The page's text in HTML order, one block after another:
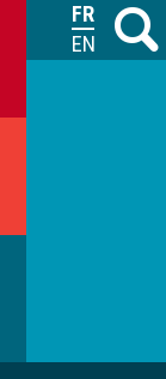
M
FRANÇAIS
ENGLISH